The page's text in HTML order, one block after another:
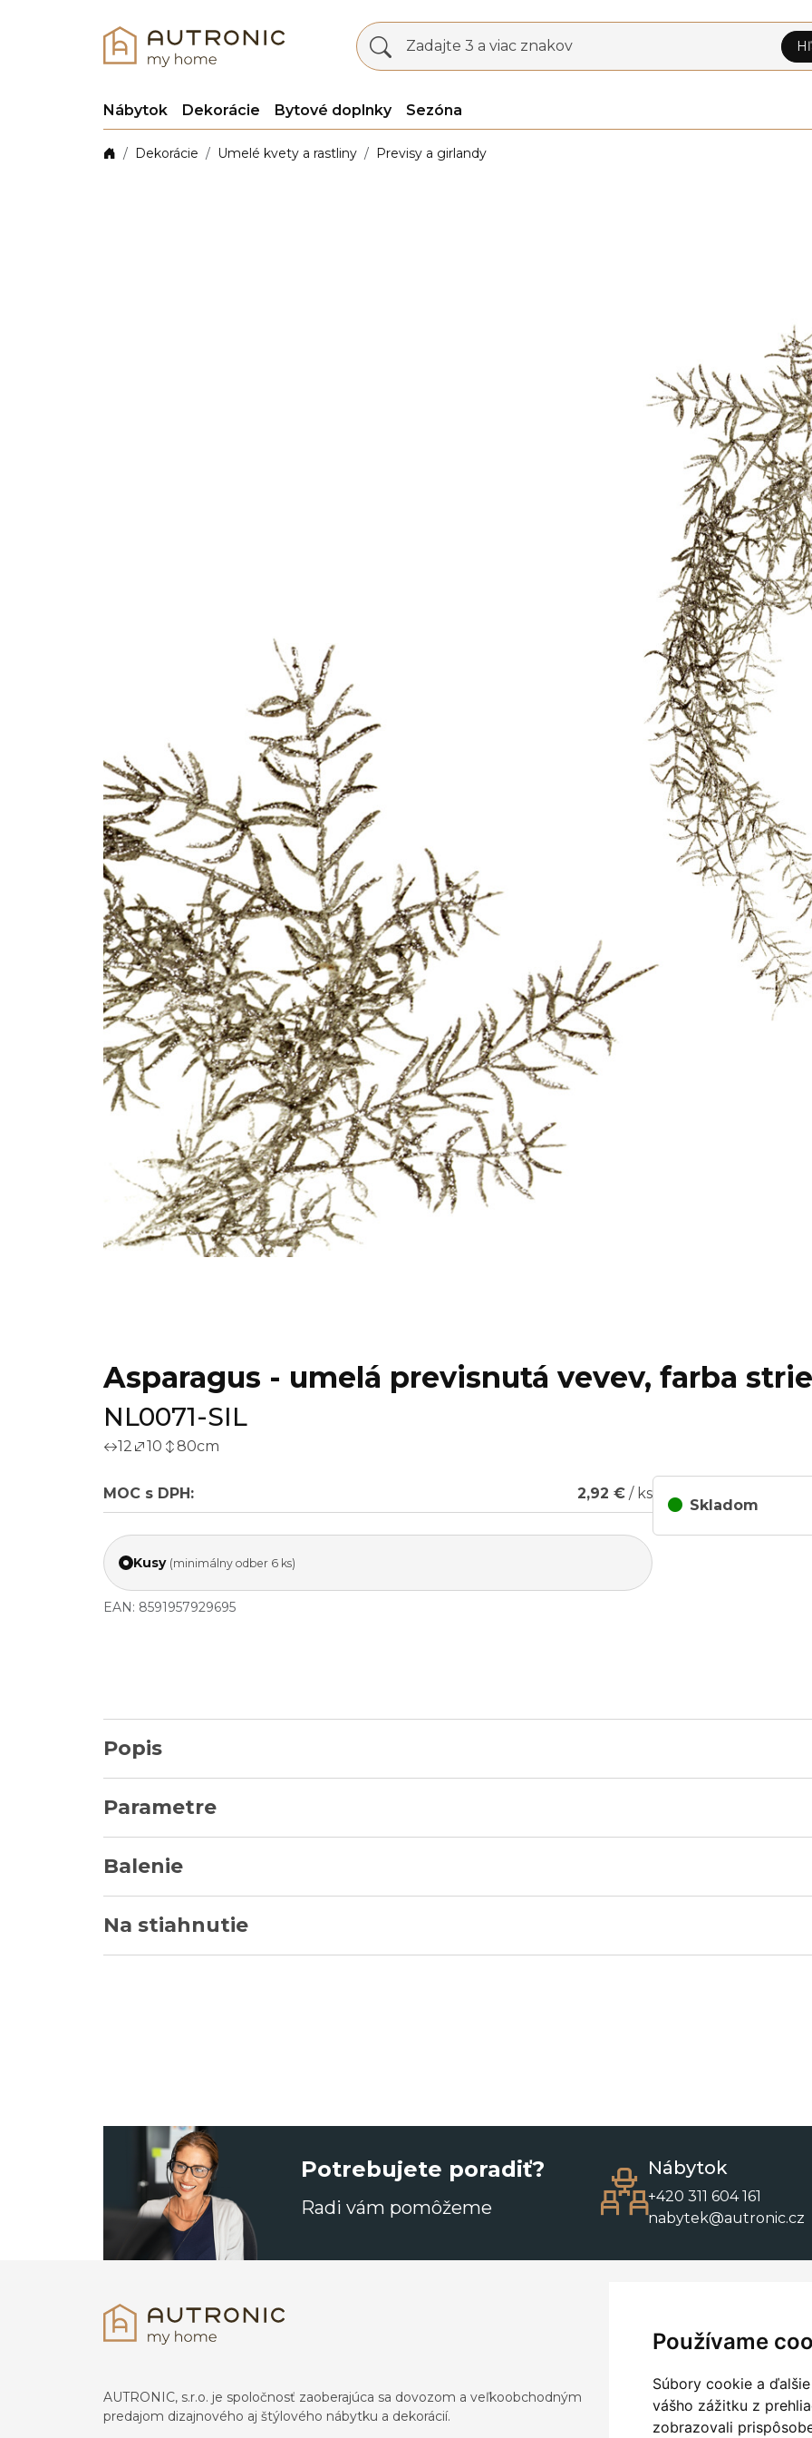
Používame
Súbory cookie a
vášho zážitku z
zobrazovali
Zadajte 3 a viac znakov
Nábytok Dekorácie Bytové doplnky Sezóna
Dekorácie Umelé kvety a rastliny Previsy a girlandy
Asparagus - umelá previsnutá vevev, farba
NL0071-SIL
12 10 80cm
MOC s DPH: 2,92 € / ks
Kusy (minimálny odber 6 ks)
EAN: 8591957929695
Skladom
Popis
Parametre
Balenie
Na stiahnutie
Potrebujete poradiť?
Radi vám pomôžeme
Nábytok
+420 311 604 161
nabytek@autronic.cz
AUTRONIC, s.r.o. je spoločnosť zaoberajúca sa dovozom a veľkoobchodným
predajom dizajnového aj štýlového nábytku a dekorácií.